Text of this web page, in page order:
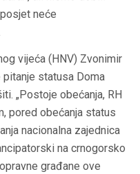
neće
vijeća (HNV) Zvonimir
statusa Doma
„Postoje obećanja, RH
pored obećanja status
nacionalna zajednica
na crnogorsko
građane ove